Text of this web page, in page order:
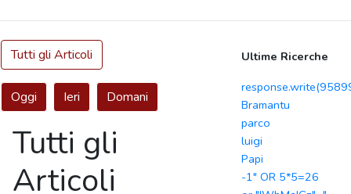
Tutti gli Articoli
Oggi Ieri Domani
Tutti gli
Articoli
Ultime Ricerche
Bramantu
parco
luigi
Papi
-1" OR 5*5=26